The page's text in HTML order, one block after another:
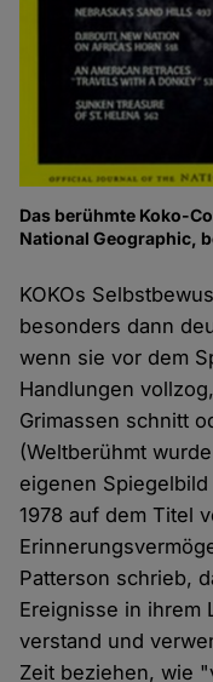
Das berühmte Koko-
National Geographic,
KOKOs
besonders dann
wenn sie vor dem
Handlungen
Grimassen schnitt
(Weltberühmt
eigenen
1978 auf dem Titel
Patterson schrieb,
Ereignisse in ihrem
verstand und
Zeit beziehen, wie